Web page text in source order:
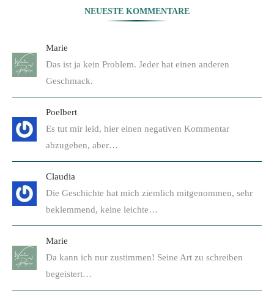
NEUESTE KOMMENTARE
Marie
Das ist ja kein Problem. Jeder hat einen anderen
Geschmack.
Poelbert
Es tut mir leid, hier einen negativen Kommentar
abzugeben, aber…
Claudia
Die Geschichte hat mich ziemlich mitgenommen, sehr
beklemmend, keine leichte…
Marie
Da kann ich nur zustimmen! Seine Art zu schreiben
begeistert…